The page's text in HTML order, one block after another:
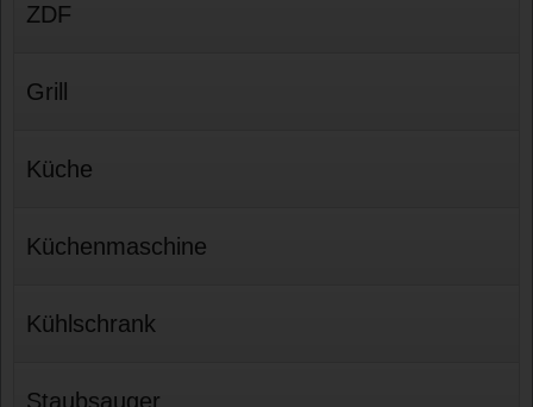
ZDF
Grill
Küche
Küchenmaschine
Kühlschrank
Staubsauger